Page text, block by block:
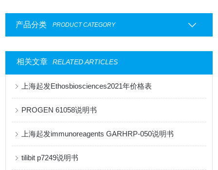
产品分类 PRODUCT CATEGORY
相关文章 RELATED ARTICLES
上海起发Ethosbiosciences2021年价格表
PROGEN 61058说明书
上海起发immunoreagents GARHRP-050说明书
tilibit p7249说明书